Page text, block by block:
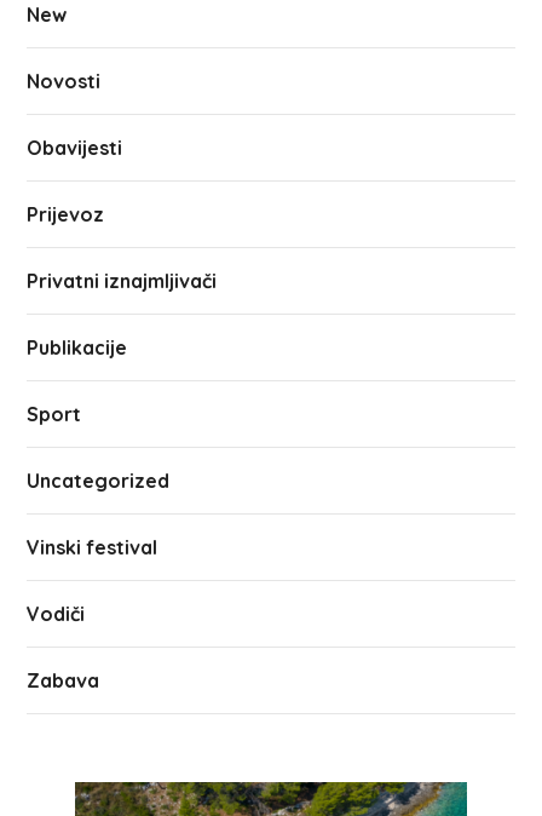
New
Novosti
Obavijesti
Prijevoz
Privatni iznajmljivači
Publikacije
Sport
Uncategorized
Vinski festival
Vodiči
Zabava